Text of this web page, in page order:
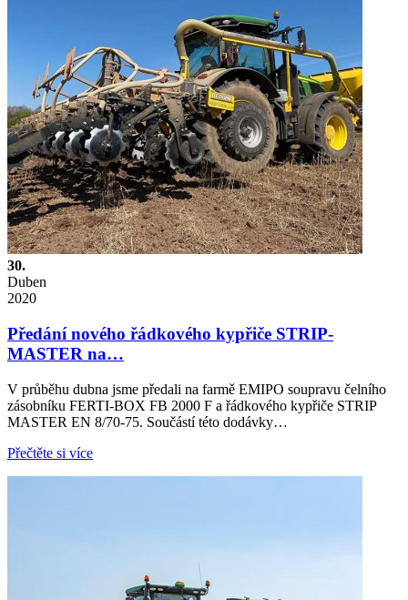
30.
Duben
2020
Předání nového řádkového kypřiče STRIP-
MASTER na…
V průběhu dubna jsme předali na farmě EMIPO soupravu čelního
zásobníku FERTI-BOX FB 2000 F a řádkového kypřiče STRIP
MASTER EN 8/70-75. Součástí této dodávky…
Přečtěte si více